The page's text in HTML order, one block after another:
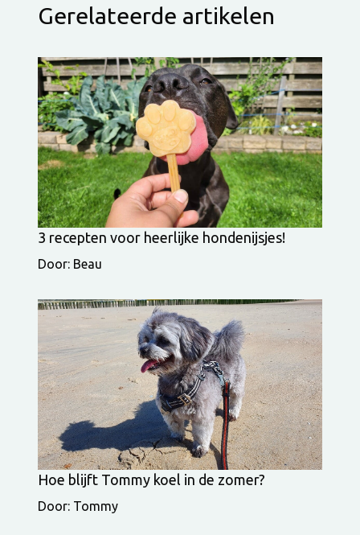
Gerelateerde artikelen
3 recepten voor heerlijke hondenijsjes!
Door: Beau
Hoe blijft Tommy koel in de zomer?
Door: Tommy